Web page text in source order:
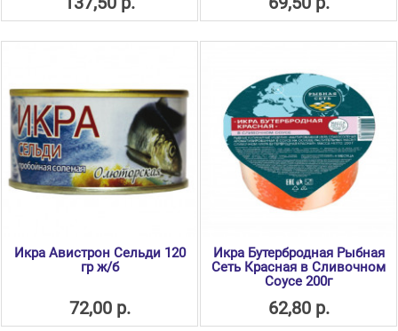
Икра Авистрон Сельди 120
гр ж/б
72,00 р.
Икра Бутербродная Рыбная
Сеть Красная в Сливочном
Соусе 200г
62,80 р.